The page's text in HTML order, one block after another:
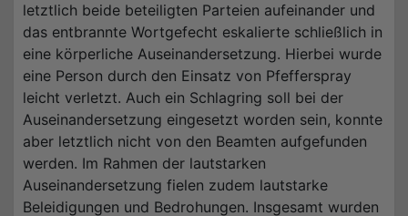
letztlich beide beteiligten Parteien aufeinander und
das entbrannte Wortgefecht eskalierte schließlich in
eine körperliche Auseinandersetzung. Hierbei wurde
eine Person durch den Einsatz von Pfefferspray
leicht verletzt. Auch ein Schlagring soll bei der
Auseinandersetzung eingesetzt worden sein, konnte
aber letztlich nicht von den Beamten aufgefunden
werden. Im Rahmen der lautstarken
Auseinandersetzung fielen zudem lautstarke
Beleidigungen und Bedrohungen. Insgesamt wurden